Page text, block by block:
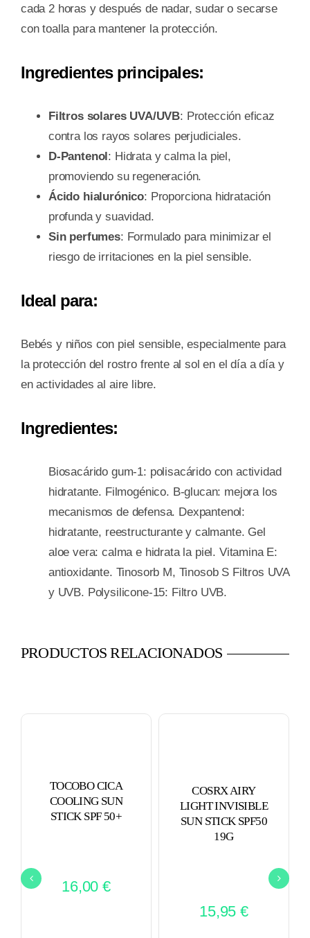
cada 2 horas y después de nadar, sudar o secarse
con toalla para mantener la protección.
Ingredientes principales:
Filtros solares UVA/UVB: Protección eficaz
contra los rayos solares perjudiciales.
D-Pantenol: Hidrata y calma la piel,
promoviendo su regeneración.
Ácido hialurónico: Proporciona hidratación
profunda y suavidad.
Sin perfumes: Formulado para minimizar el
riesgo de irritaciones en la piel sensible.
Ideal para:
Bebés y niños con piel sensible, especialmente para
la protección del rostro frente al sol en el día a día y
en actividades al aire libre.
Ingredientes:
Biosacárido gum-1: polisacárido con actividad
hidratante. Filmogénico. B-glucan: mejora los
mecanismos de defensa. Dexpantenol:
hidratante, reestructurante y calmante. Gel
aloe vera: calma e hidrata la piel. Vitamina E:
antioxidante. Tinosorb M, Tinosob S Filtros UVA
y UVB. Polysilicone-15: Filtro UVB.
PRODUCTOS RELACIONADOS
TOCOBO CICA
COOLING SUN
STICK SPF 50+
16,00 €
COSRX AIRY
LIGHT INVISIBLE
SUN STICK SPF50
19G
15,95 €